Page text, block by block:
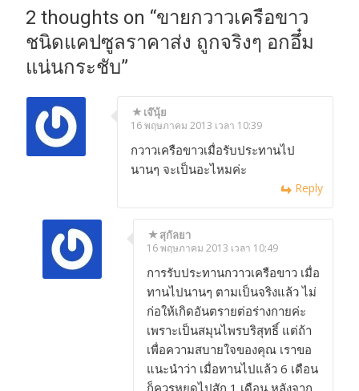
2 thoughts on “ขายกวาวเครือขาว
ชนิดแคปซูลราคาส่ง ถูกจริงๆ อกอึ๋ม
แน่นกระชับ”
เจ๊นุ้ย
16 พฤษภาคม 2013 เวลา 10:39
กวาวเครือขาวเมื่อรับประทานไป
นานๆ จะเป็นอะไหมค่ะ
Reply
สุกัลยา
16 พฤษภาคม 2013 เวลา 10:49
การรับประทานกวาวเครือขาว เมื่อ
ทานไปนานๆ ตามเป็นจริงแล้ว ไม่
ก่อให้เกิดอันตรายต่อร่างกายค่ะ
เพราะเป็นสมุนไพรบริสุทธิ์ แต่ถ้า
เพื่อความสบายใจของคุณ เราขอ
แนะนำว่า เมื่อทานไปแล้ว 6 เดือน